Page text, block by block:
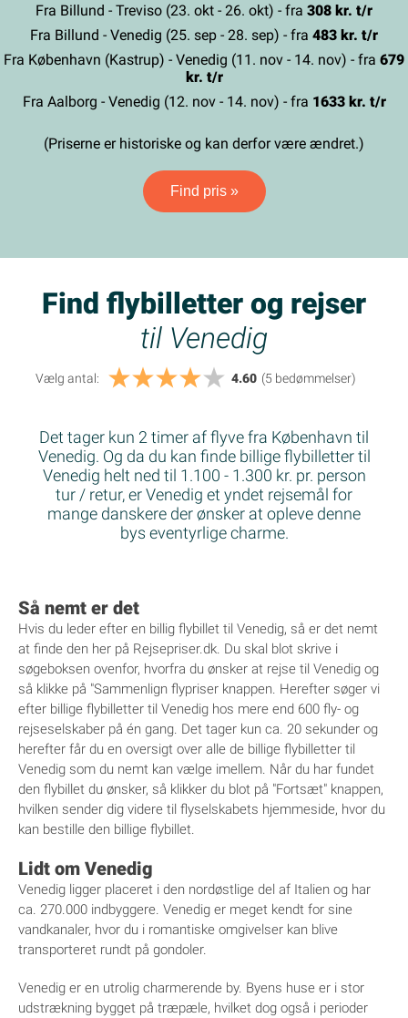
Fra Billund - Treviso (23. okt - 26. okt) - fra 308 kr. t/r
Fra Billund - Venedig (25. sep - 28. sep) - fra 483 kr. t/r
Fra København (Kastrup) - Venedig (11. nov - 14. nov) - fra 679
kr. t/r
Fra Aalborg - Venedig (12. nov - 14. nov) - fra 1633 kr. t/r
(Priserne er historiske og kan derfor være ændret.)
Find pris »
Find flybilletter og rejser
til Venedig
Vælg antal: 4.60 (5 bedømmelser)
Det tager kun 2 timer af flyve fra København til
Venedig. Og da du kan finde billige flybilletter til
Venedig helt ned til 1.100 - 1.300 kr. pr. person
tur / retur, er Venedig et yndet rejsemål for
mange danskere der ønsker at opleve denne
bys eventyrlige charme.
Så nemt er det
Hvis du leder efter en billig flybillet til Venedig, så er det nemt
at finde den her på Rejsepriser.dk. Du skal blot skrive i
søgeboksen ovenfor, hvorfra du ønsker at rejse til Venedig og
så klikke på "Sammenlign flypriser knappen. Herefter søger vi
efter billige flybilletter til Venedig hos mere end 600 fly- og
rejseselskaber på én gang. Det tager kun ca. 20 sekunder og
herefter får du en oversigt over alle de billige flybilletter til
Venedig som du nemt kan vælge imellem. Når du har fundet
den flybillet du ønsker, så klikker du blot på "Fortsæt" knappen,
hvilken sender dig videre til flyselskabets hjemmeside, hvor du
kan bestille den billige flybillet.
Lidt om Venedig
Venedig ligger placeret i den nordøstlige del af Italien og har
ca. 270.000 indbyggere. Venedig er meget kendt for sine
vandkanaler, hvor du i romantiske omgivelser kan blive
transporteret rundt på gondoler.
Venedig er en utrolig charmerende by. Byens huse er i stor
udstrækning bygget på træpæle, hvilket dog også i perioder